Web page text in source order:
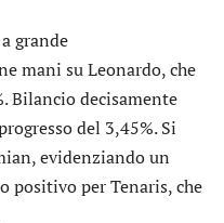
a grande
mani suLeonardo, che
Bilancio decisamente
del 3,45%. Si
, evidenziando un
positivo perTenaris, che